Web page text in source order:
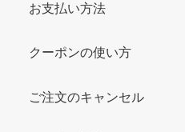
お支払い方法
クーポンの使い方
ご注文のキャンセル